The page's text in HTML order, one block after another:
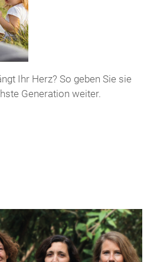
Ihr Herz? So geben Sie sie
Generation weiter.